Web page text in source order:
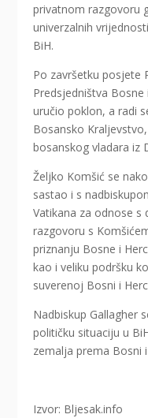
privatnom razgovoru
univerzalnih
BiH.
Po završetku posjete
Predsjedništva
uručio poklon, a radi
Bosansko
bosanskog vladara iz
Željko Komšić se
sastao i s
Vatikana za odnose s
razgovoru s
priznanju Bosne i
kao i veliku podršku
suverenoj Bosni i
Nadbiskup Gallagher
političku situaciju u
zemalja prema Bosni
Izvor: Bljesak.info